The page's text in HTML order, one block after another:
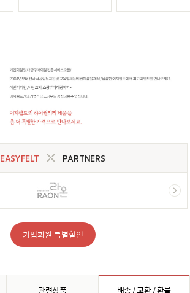
EASYFELT PARTNERS
기업회원 특별할인
관련상품 배송 / 교환 / 환불